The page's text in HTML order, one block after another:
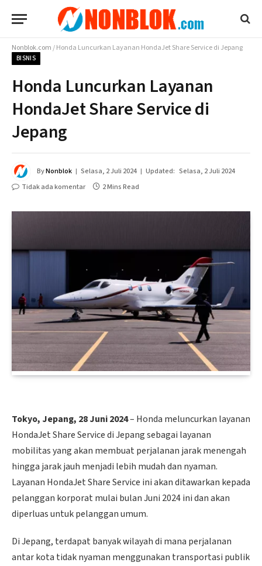
Nonblok.com/Honda Luncurkan Layanan HondaJet Share Service di Jepang
BISNIS
Honda Luncurkan Layanan
HondaJet Share Service di
Jepang
ByNonblok Selasa, 2 Juli 2024 Updated: Selasa, 2 Juli 2024
Tidak ada komentar
2 Mins Read
Tokyo, Jepang, 28 Juni 2024– Honda meluncurkan layanan
HondaJet Share Service di Jepang sebagai layanan
mobilitas yang akan membuat perjalanan jarak menengah
hingga jarak jauh menjadi lebih mudah dan nyaman.
Layanan HondaJet Share Service ini akan ditawarkan kepada
pelanggan korporat mulai bulan Juni 2024 ini dan akan
diperluas untuk pelanggan umum.
Di Jepang, terdapat banyak wilayah di mana perjalanan
antar kota tidak nyaman menggunakan transportasi publik